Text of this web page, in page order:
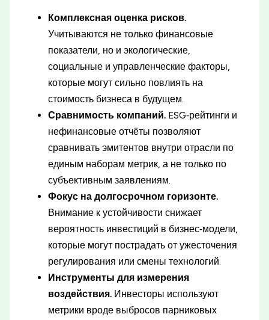
Комплексная оценка рисков.
Учитываются не только финансовые
показатели, но и экологические,
социальные и управленческие факторы,
которые могут сильно повлиять на
стоимость бизнеса в будущем.
Сравнимость компаний. ESG‑рейтинги и
нефинансовые отчёты позволяют
сравнивать эмитентов внутри отрасли по
единым наборам метрик, а не только по
субъективным заявлениям.
Фокус на долгосрочном горизонте.
Внимание к устойчивости снижает
вероятность инвестиций в бизнес‑модели,
которые могут пострадать от ужесточения
регулирования или смены технологий.
Инструменты для измерения
воздействия. Инвесторы используют
метрики вроде выбросов парниковых